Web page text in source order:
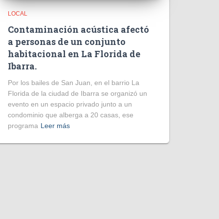
LOCAL
Contaminación acústica afectó
a personas de un conjunto
habitacional en La Florida de
Ibarra.
Por los bailes de San Juan, en el barrio La
Florida de la ciudad de Ibarra se organizó un
evento en un espacio privado junto a un
condominio que alberga a 20 casas, ese
programa Leer más